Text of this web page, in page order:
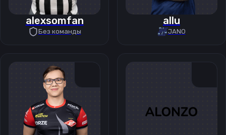
alexsomfan
Без команды
allu
JANO